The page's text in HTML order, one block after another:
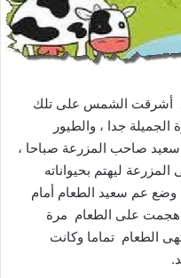
أشرقت الشمس على تلك
الجميلة جدا ، والطيور
صاحب المزرعة صباحا ،
ليهتم بحيواناته
وضع عم سعيد الطعام أمام
و هجمت على الطعام مرة
الطعام تماما وكانت